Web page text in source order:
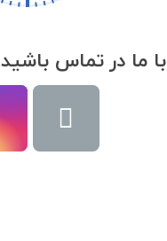
با ما در تماس باشید